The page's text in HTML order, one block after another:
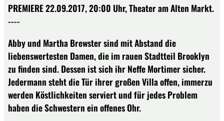
PREMIERE 22.09.2017, 20:00 Uhr, Theater am Alten Markt.
----
Abby und Martha Brewster sind mit Abstand die
liebenswertesten Damen, die im rauen Stadtteil Brooklyn
zu finden sind. Dessen ist sich ihr Neffe Mortimer sicher.
Jedermann steht die Tür ihrer großen Villa offen, immerzu
werden Köstlichkeiten serviert und für jedes Problem
haben die Schwestern ein offenes Ohr.